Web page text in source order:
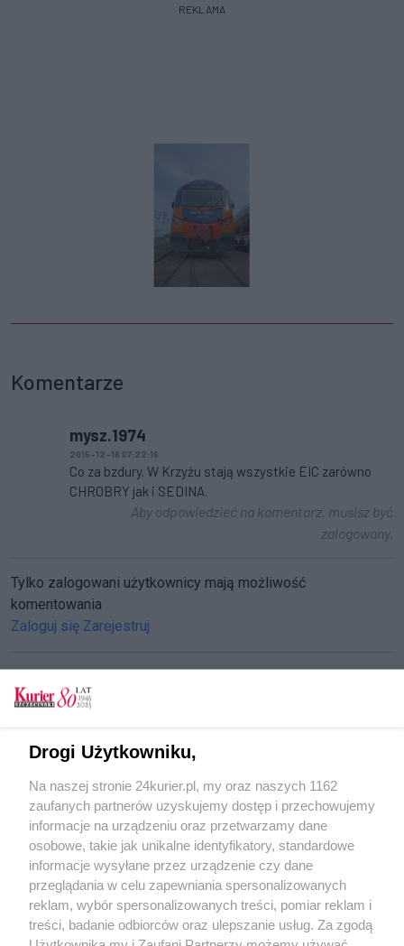
REKLAMA
Komentarze
mysz.1974
2015-12-18 07:22:16
Co za bzdury. W Krzyżu stają wszystkie EIC zarówno
CHROBRY jak i SEDINA.
Aby odpowiedzieć na komentarz, musisz być
zalogowany.
Tylko zalogowani użytkownicy mają możliwość
komentowania
Zaloguj się Zarejestruj
KURIERLINIA. Ciasno na Kolumba
Ganz odnowiony
Cisza w pociągach
POGODA
22℃
Drogi Użytkowniku,
Na naszej stronie 24kurier.pl, my oraz naszych 1162
zaufanych partnerów uzyskujemy dostęp i przechowujemy
informacje na urządzeniu oraz przetwarzamy dane
osobowe, takie jak unikalne identyfikatory, standardowe
informacje wysyłane przez urządzenie czy dane
przeglądania w celu zapewniania spersonalizowanych
reklam, wybór spersonalizowanych treści, pomiar reklam i
treści, badanie odbiorców oraz ulepszanie usług. Za zgodą